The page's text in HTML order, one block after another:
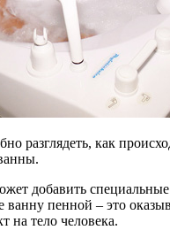
разглядеть, как
добавить специальные
пенной – это
на тело человека.